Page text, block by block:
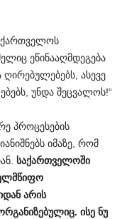
ეწინააღმდეგება
ასევე
უნდა შეცვალოს!“
პროცესების
იმაზე, რომ
საქართველოში
არის
ისე ნუ